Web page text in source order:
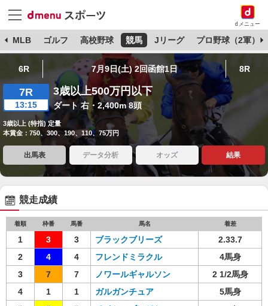
dメニュー
MLB ゴルフ 高校野球 競馬 Jリーグ プロ野球（2軍）
6R 7月9日(土) 2回函館1日 8R
7R
13:15
3歳以上500万円以下
ダート 右・2,400m 8頭
3歳以上 (特指) 定量
本賞金：750、300、190、110、75万円
出馬表 データ分析 オッズ 結果
競走成績
着順 枠番 馬番 馬名 着差
1 3 3 ブラックブリーズ
2.33.7
2
4 4 フレンドミラクル
4馬身
3
7 7 ノワールギャルソン
2 1/2馬身
4
1 1 ガルガンチュア
5馬身